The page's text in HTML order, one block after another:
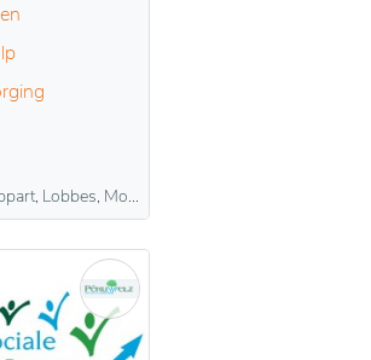
Sainte-Geneviève, Sars-la-Buissière